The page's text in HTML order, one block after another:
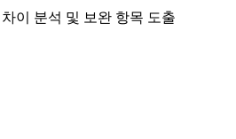
이 분석 및 보완 항목 도출